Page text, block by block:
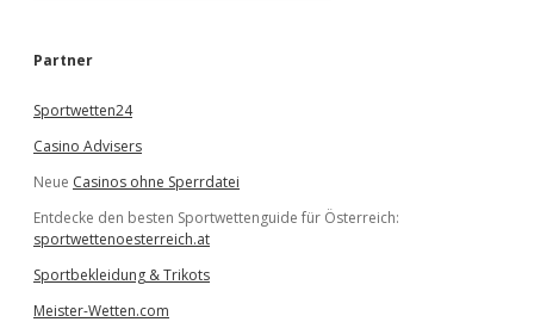
e
Partner
Sportwetten24
Casino Advisers
Neue Casinos ohne Sperrdatei
Entdecke den besten Sportwettenguide für Österreich:
sportwettenoesterreich.at
Sportbekleidung & Trikots
Meister-Wetten.com